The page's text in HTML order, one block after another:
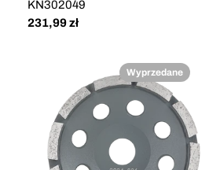
KN302049
Cena
231,99 zł
Wyprzedane